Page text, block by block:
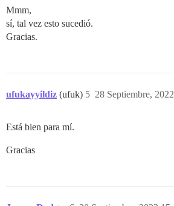
Mmm,
sí, tal vez esto sucedió.
Gracias.
ufukayyildiz (ufuk) 28 Septiembre,
5
Está bien para mí.
Gracias